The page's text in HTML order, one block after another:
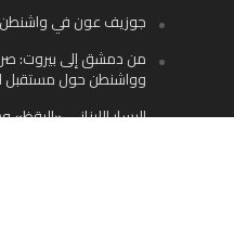
جوزيف عون في واشنطن..
من دمشق إلى بيروت:
وواشنطن حول مستقبل
اليسار اللبناني